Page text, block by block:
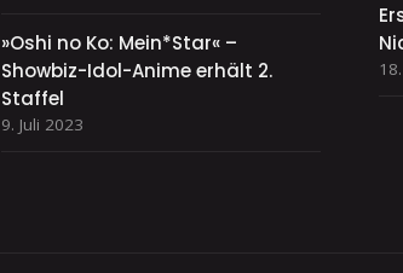
»Oshi no Ko: Mein*Star« –
Showbiz-Idol-Anime erhält 2.
Staffel
9. Juli 2023